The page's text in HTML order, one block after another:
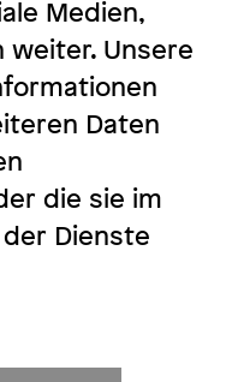
Medien,
weiter. Unsere
Daten
die sie im
Dienste